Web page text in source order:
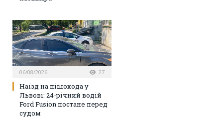
06/08/2026 27
Наїзд на пішохода у
Львові: 24-річний водій
Ford Fusion постане перед
судом